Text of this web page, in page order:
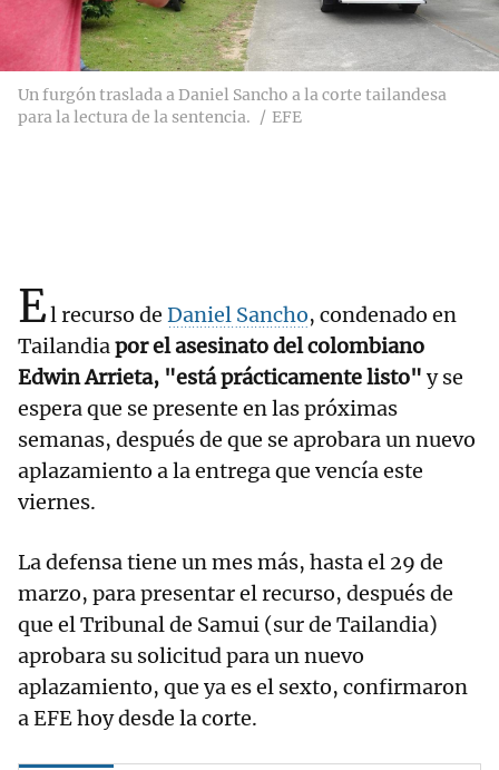
Un furgón traslada a Daniel Sancho a la corte tailandesa
para la lectura de la sentencia.
EFE
El recurso de Daniel Sancho, condenado en
Tailandiapor el asesinato del colombiano
Edwin Arrieta, "está prácticamente listo" y se
espera que se presente en las próximas
semanas, después de que se aprobara un nuevo
aplazamiento a la entrega que vencía este
viernes.
La defensa tiene un mes más, hasta el 29 de
marzo, para presentar el recurso, después de
que el Tribunal de Samui (sur de Tailandia)
aprobara su solicitud para un nuevo
aplazamiento, que ya es el sexto, confirmaron
a EFE hoy desde la corte.